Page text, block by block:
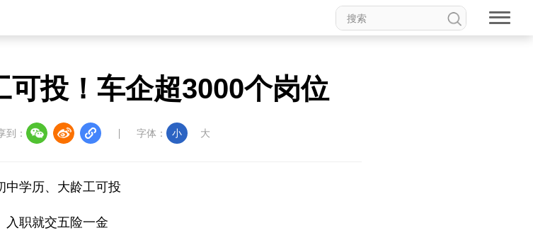
可投！车企超3000个岗位
到： 字体： 小 大
中学历、大龄工可投
入职就交五险一金